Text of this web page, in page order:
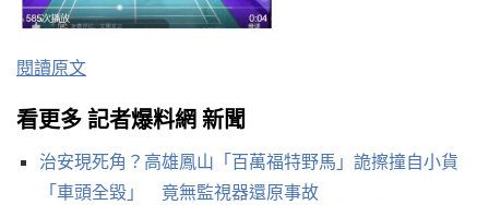
閱讀原文
看更多 記者爆料網 新聞
治安現死角？高雄鳳山「百萬福特野馬」詭擦撞自小貨
「車頭全毀」 竟無監視器還原事故